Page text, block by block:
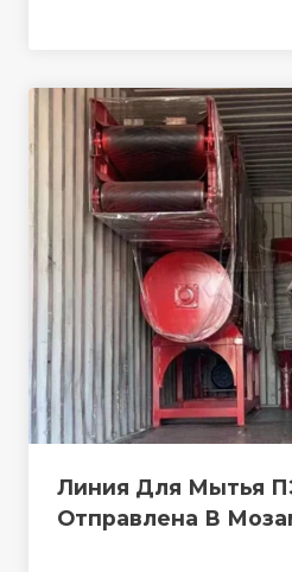
Линия Для Мытья
Отправлена ​​в